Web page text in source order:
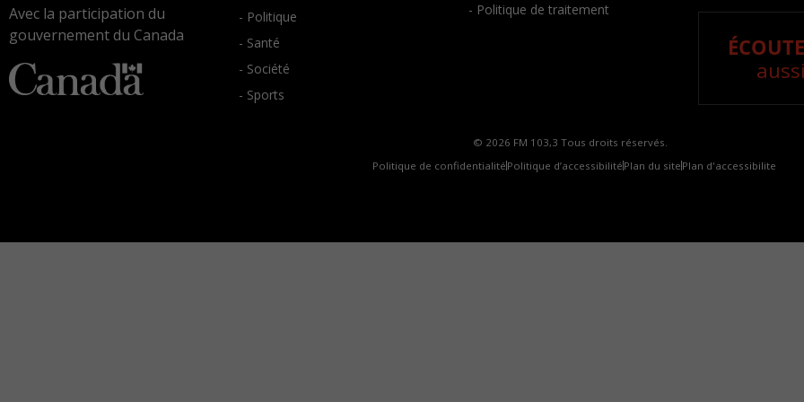
Avec la participation du
gouvernement du Canada
- Politique
- Santé
- Société
- Sports
- Politique de traitement
© 2026 FM 103,3 Tous droits réservés.
Politique de confidentialité Politique d’accessibilité Plan du site Plan d'accessibilite